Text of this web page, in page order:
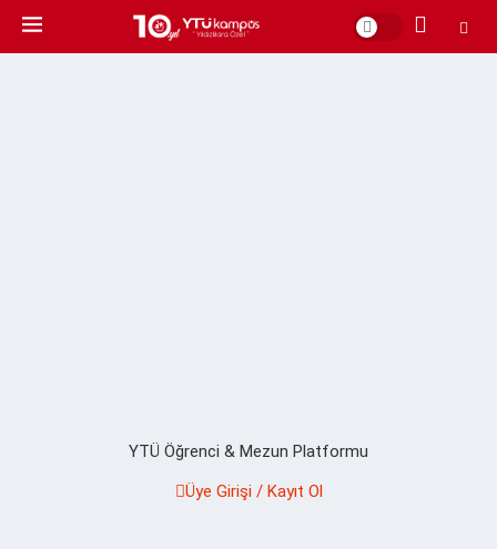
YTÜ Öğrenci & Mezun Platformu
Üye Girişi / Kayıt Ol